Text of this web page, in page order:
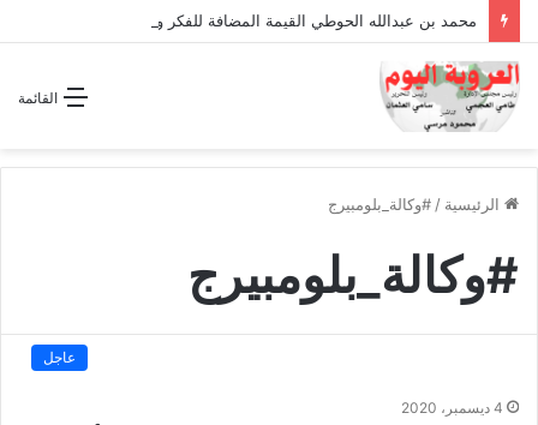
محمد بن عبدالله الحوطي القيمة المضافة للفكر والثقافة والتاريخ !
القائمة
الرئيسية / #وكالة_بلومبيرج
#وكالة_بلومبيرج
عاجل
4 ديسمبر، 2020